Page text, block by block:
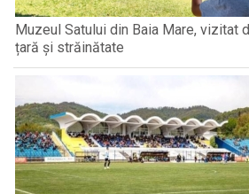
Muzeul Satului din Baia Mare, vizitat
țară și străinătate